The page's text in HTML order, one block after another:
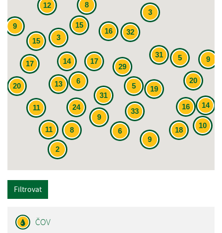
31
31
33
17
11
9
18
20
24
32
10
13
29
14
15
17
16
19
8
11 14
15
8
16
20
9
6
9
12
6
2
9
3
5
3
5
Filtrovat